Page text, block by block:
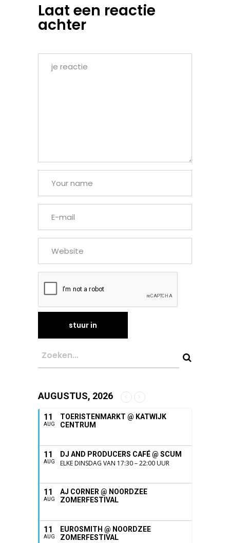
Laat een reactie
achter
AUGUSTUS, 2026
11
AUG
TOERISTENMARKT @ KATWIJK
CENTRUM
11
AUG
DJ AND PRODUCERS CAFÉ @ SCUM
ELKE DINSDAG VAN 17:30 – 22:00 UUR
11
AUG
AJ CORNER @ NOORDZEE
ZOMERFESTIVAL
11
AUG
EUROSMITH @ NOORDZEE
ZOMERFESTIVAL